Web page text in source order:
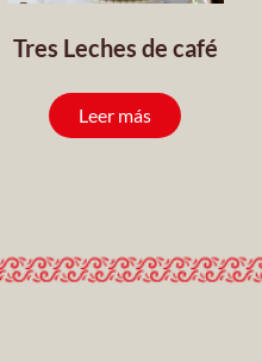
Tres Leches de café
Leer más